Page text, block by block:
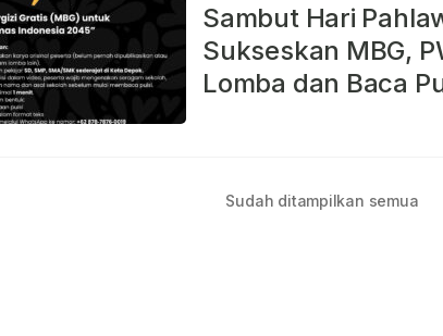
Sambut Hari
Sukseskan MBG,
Lomba dan Baca
Sudah ditampilkan semua